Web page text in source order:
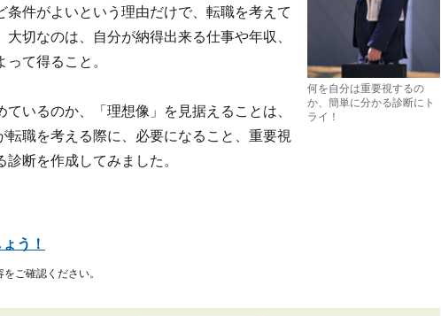
何を自分は重要視するの
か、簡単に分かる診断にト
ライ！
件がよいという理由だけで、転職を考えて
切なのは、自分が納得出来る仕事や年収、
て得ること。
いるのか、「理想像」を見据えることは、
職を考える際に、必要になること、重要視
断を作成してみました。
う！
ご確認ください。